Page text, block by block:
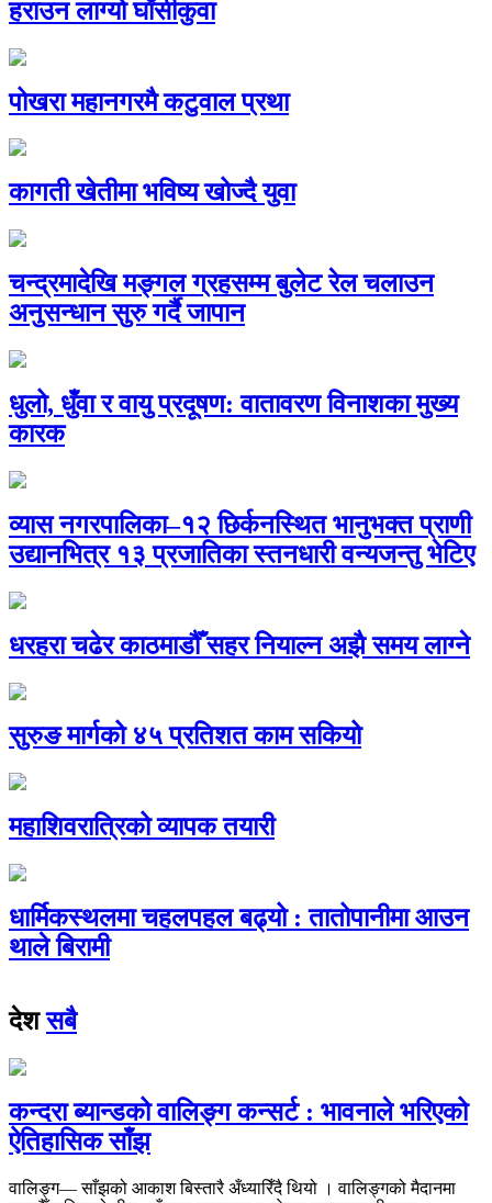
हराउन लाग्यो घाँसीकुवा
पोखरा महानगरमै कटुवाल प्रथा
कागती खेतीमा भविष्य खोज्दै युवा
चन्द्रमादेखि मङ्गल ग्रहसम्म बुलेट रेल चलाउन
अनुसन्धान सुरु गर्दै जापान
धुलो, धुँवा र वायु प्रदूषण: वातावरण विनाशका मुख्य
कारक
व्यास नगरपालिका–१२ छिर्कनस्थित भानुभक्त प्राणी
उद्यानभित्र १३ प्रजातिका स्तनधारी वन्यजन्तु भेटिए
धरहरा चढेर काठमाडौँ सहर नियाल्न अझै समय लाग्ने
सुरुङ मार्गको ४५ प्रतिशत काम सकियो
महाशिवरात्रिको व्यापक तयारी
धार्मिकस्थलमा चहलपहल बढ्यो : तातोपानीमा आउन
थाले बिरामी
देश सबै
कन्दरा ब्यान्डको वालिङ्ग कन्सर्ट : भावनाले भरिएको
ऐतिहासिक साँझ
वालिङ्ग— साँझको आकाश बिस्तारै अँध्यारिँदै थियो । वालिङ्गको मैदानमा